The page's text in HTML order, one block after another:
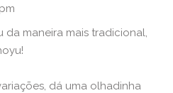
da maneira mais tradicional,
dá uma olhadinha